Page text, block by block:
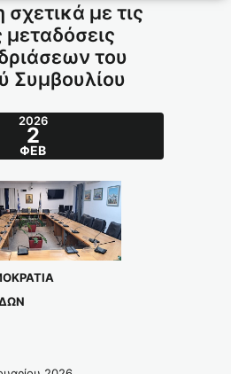
με τις
του
Συμβουλίου
2026
2
ΦΕΒ